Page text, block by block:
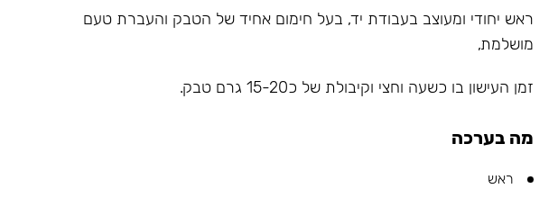
ראש יחודי ומעוצב בעבודת יד, בעל חימום אחיד של הטבק והעברת טעם
מושלמת,
זמן העישון בו כשעה וחצי וקיבולת של כ15-20 גרם טבק.
מה בערכה
ראש